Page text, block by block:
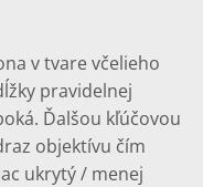
v tvare včelieho
pravidelnej
Ďalšou kľúčovou
objektívu čím
ukrytý / menej